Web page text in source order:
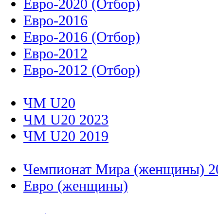
Евро-2020 (Отбор)
Евро-2016
Евро-2016 (Отбор)
Евро-2012
Евро-2012 (Отбор)
ЧМ U20
ЧМ U20 2023
ЧМ U20 2019
Чемпионат Мира (женщины)
Евро (женщины)